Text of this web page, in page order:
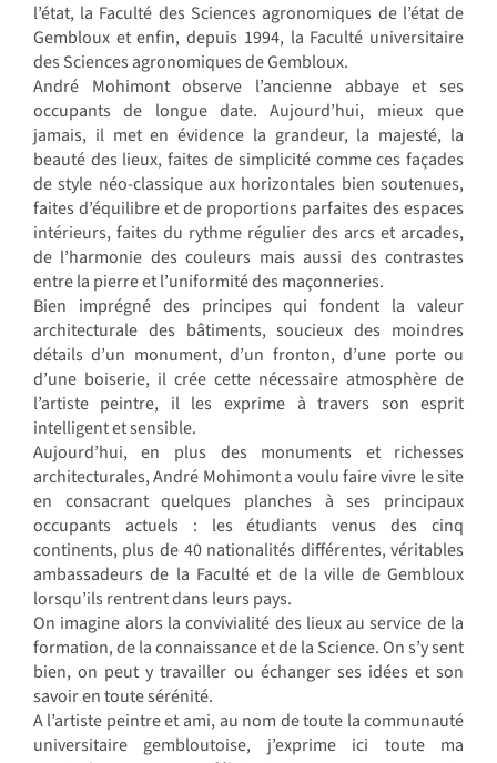
l’état, la Faculté des Sciences agronomiques de l’état de
Gembloux et enfin, depuis 1994, la Faculté universitaire
des Sciences agronomiques de Gembloux.
André Mohimont observe l’ancienne abbaye et ses
occupants de longue date. Aujourd’hui, mieux que
jamais, il met en évidence la grandeur, la majesté, la
beauté des lieux, faites de simplicité comme ces façades
de style néo-classique aux horizontales bien soutenues,
faites d’équilibre et de proportions parfaites des espaces
intérieurs, faites du rythme régulier des arcs et arcades,
de l’harmonie des couleurs mais aussi des contrastes
entre la pierre et l’uniformité des maçonneries.
Bien imprégné des principes qui fondent la valeur
architecturale des bâtiments, soucieux des moindres
détails d’un monument, d’un fronton, d’une porte ou
d’une boiserie, il crée cette nécessaire atmosphère de
l’artiste peintre, il les exprime à travers son esprit
intelligent et sensible.
Aujourd’hui, en plus des monuments et richesses
architecturales, André Mohimont a voulu faire vivre le site
en consacrant quelques planches à ses principaux
occupants actuels : les étudiants venus des cinq
continents, plus de 40 nationalités différentes, véritables
ambassadeurs de la Faculté et de la ville de Gembloux
lorsqu’ils rentrent dans leurs pays.
On imagine alors la convivialité des lieux au service de la
formation, de la connaissance et de la Science. On s’y sent
bien, on peut y travailler ou échanger ses idées et son
savoir en toute sérénité.
A l’artiste peintre et ami, au nom de toute la communauté
universitaire gembloutoise, j’exprime ici toute ma